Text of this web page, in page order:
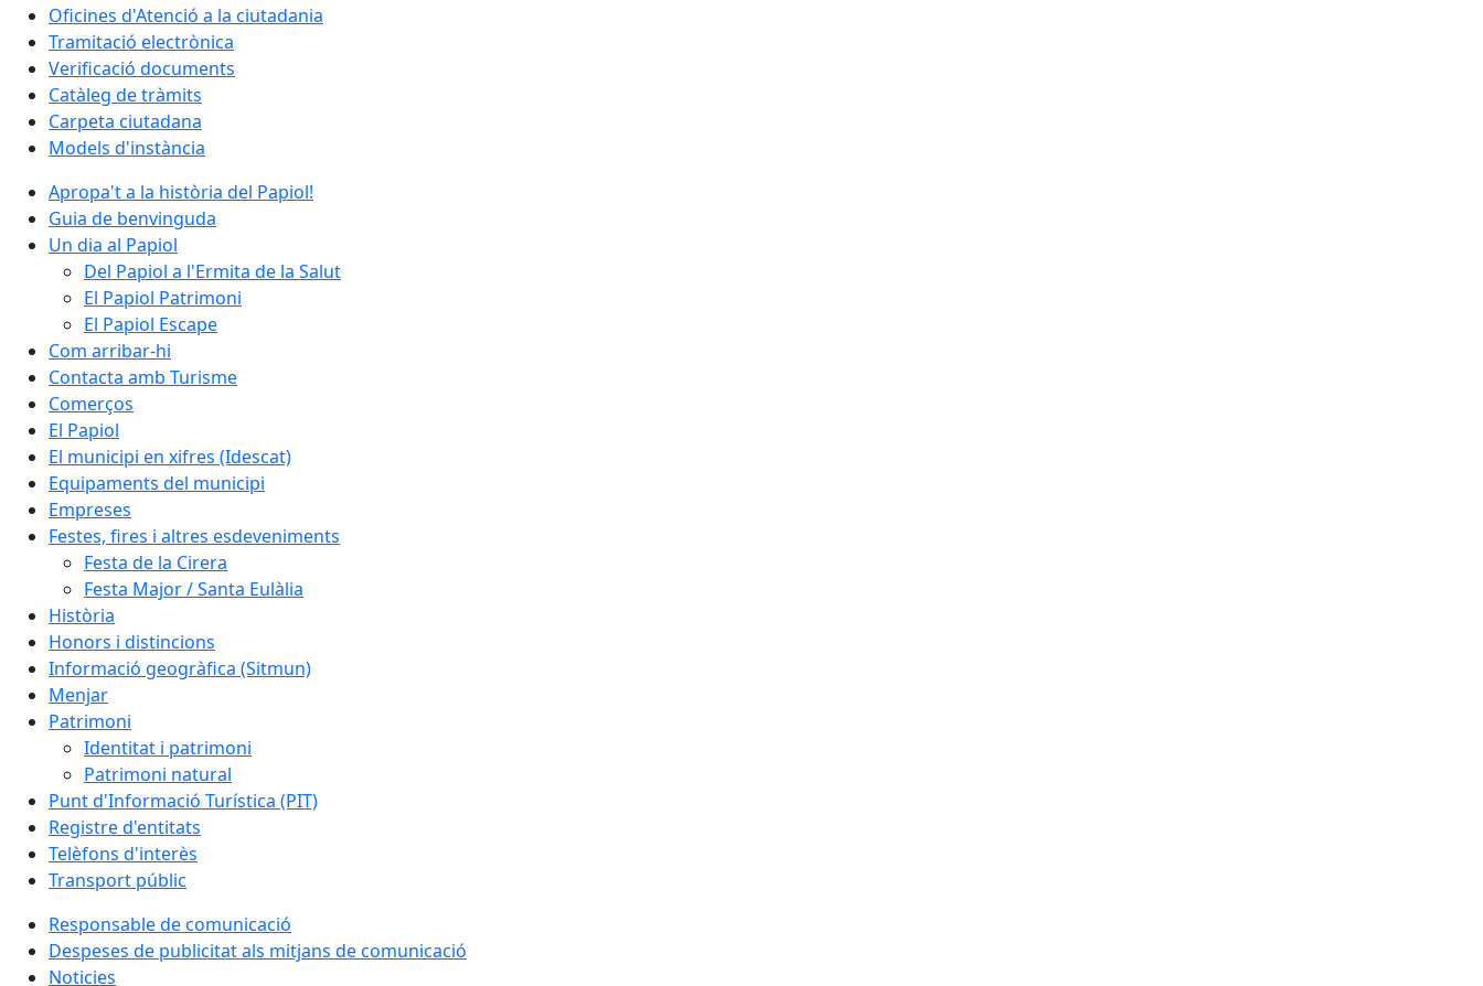
Oficines d'Atenció a la ciutadania
Tramitació electrònica
Verificació documents
Catàleg de tràmits
Carpeta ciutadana
Models d'instància
Apropa't a la història del Papiol!
Guia de benvinguda
Un dia al Papiol
Del Papiol a l'Ermita de la Salut
El Papiol Patrimoni
El Papiol Escape
Com arribar-hi
Contacta amb Turisme
Comerços
El Papiol
El municipi en xifres (Idescat)
Equipaments del municipi
Empreses
Festes, fires i altres esdeveniments
Festa de la Cirera
Festa Major / Santa Eulàlia
Història
Honors i distincions
Informació geogràfica (Sitmun)
Menjar
Patrimoni
Identitat i patrimoni
Patrimoni natural
Punt d'Informació Turística (PIT)
Registre d'entitats
Telèfons d'interès
Transport públic
Responsable de comunicació
Despeses de publicitat als mitjans de comunicació
Noticies